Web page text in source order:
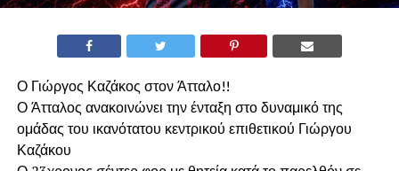
Ο Γιώργος Καζάκος στον Άτταλο!!
Ο Άτταλος ανακοινώνει την ένταξη στο δυναμικό της
ομάδας του ικανότατου κεντρικού επιθετικού Γιώργου
Καζάκου